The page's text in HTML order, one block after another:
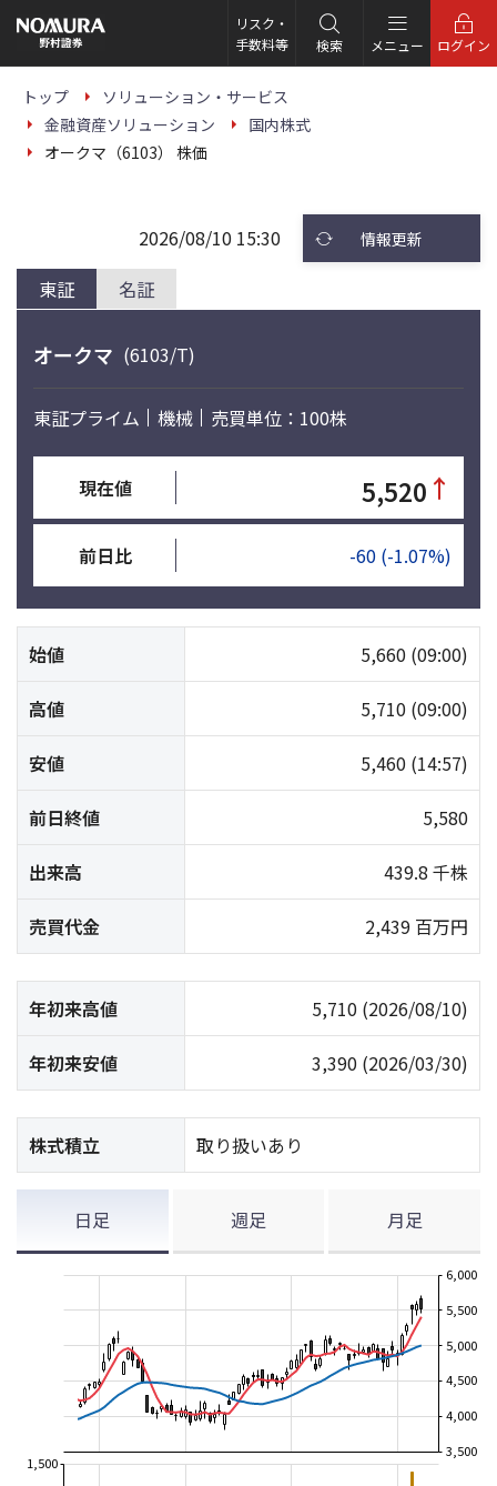
の
ー
リスク・
手数料等
検索 メニュー ログイン
トップ
ソリューション・サービス
金融資産ソリューション
国内株式
オークマ（6103） 株価
東証 名証
2026/08/10 15:30 情報更新
オークマ (6103/T)
東証プライム 機械 売買単位：100株
現在値 5,520 ↑
前日比 -60 (-1.07%)
始値 5,660 (09:00)
高値 5,710 (09:00)
安値 5,460 (14:57)
前日終値 5,580
出来高 439.8 千株
売買代金 2,439 百万円
年初来高値 5,710 (2026/08/10)
年初来安値 3,390 (2026/03/30)
株式積立 取り扱いあり
日足 週足 月足
3,500
4,000
4,500
5,000
5,500
6,000
1,500